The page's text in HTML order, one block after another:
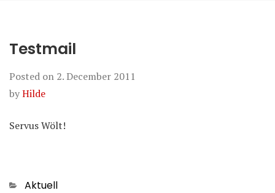
Testmail
Posted on 2. December 2011
byHilde
Servus Wölt!
Categories
Aktuell